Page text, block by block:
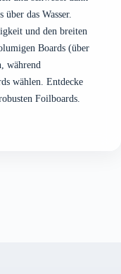
das Wasser.
und den breiten
Boards (über
während
wählen. Entdecke
Foilboards.